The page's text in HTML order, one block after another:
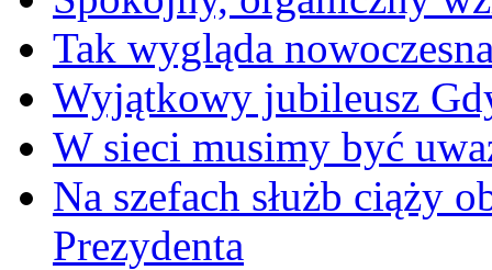
Tak wygląda
Wyjątkowy jubileusz
W sieci musimy być
Na szefach służb ciąży
Prezydenta